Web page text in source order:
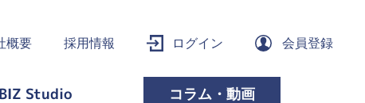
概要 採用情報 ログイン 会員登録
Studio コラム・動画